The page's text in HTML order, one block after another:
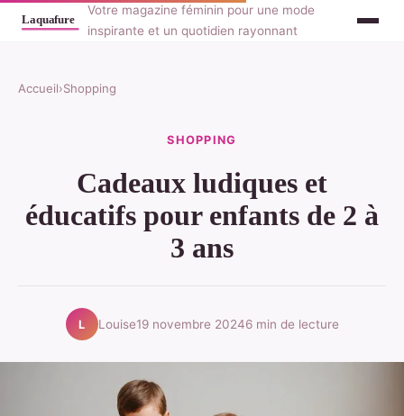
Votre magazine féminin pour une mode
inspirante et un quotidien rayonnant
Accueil›Shopping
SHOPPING
Cadeaux ludiques et
éducatifs pour enfants de 2 à
3 ans
L Louise19 novembre 20246 min de lecture